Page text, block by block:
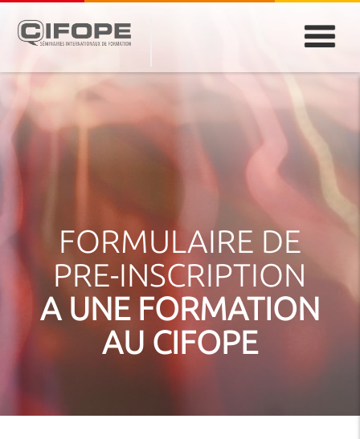
ABIDJAN
ATLANTA
CASABLANCA
JEDDAH
MONTREAL
FORMULAIRE DE
PRE-INSCRIPTION
A UNE FORMATION
AU CIFOPE